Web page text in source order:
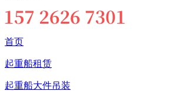
首页
起重船租赁
起重船大件吊装